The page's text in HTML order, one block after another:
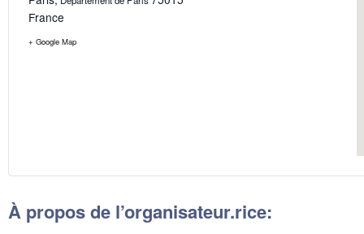
France
+ Google Map
À propos de l’organisateur.rice: